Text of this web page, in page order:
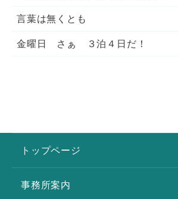
言葉は無くとも
金曜日 さぁ ３泊４日だ！
トップページ
事務所案内